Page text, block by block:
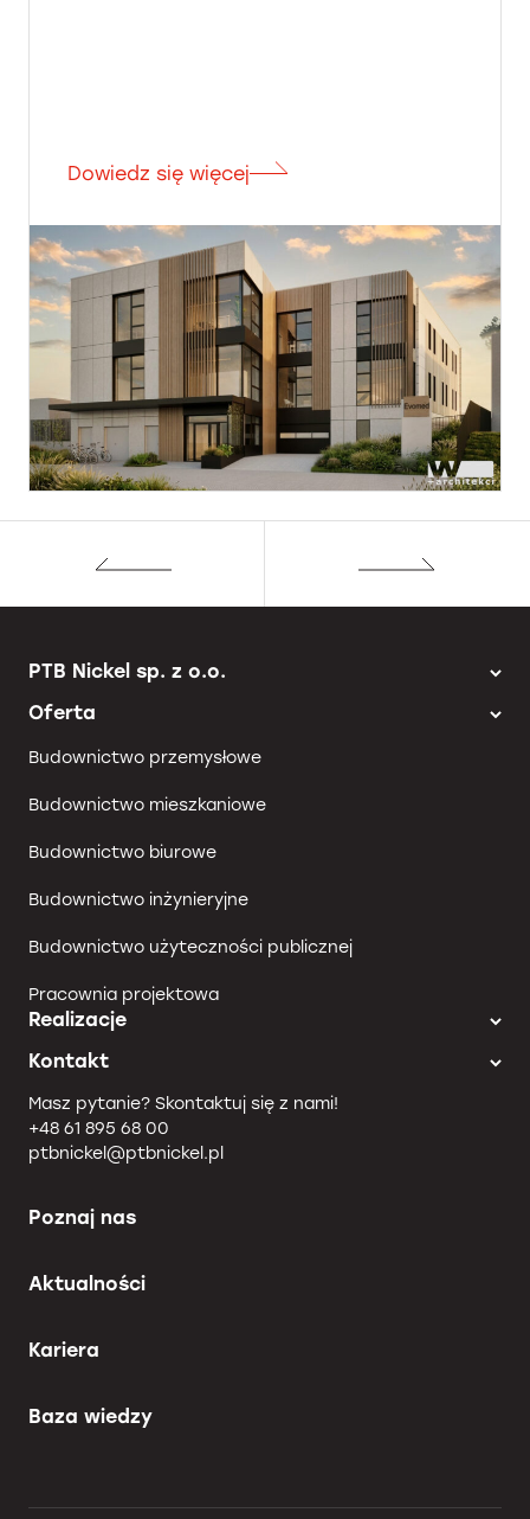
Dowiedz się więcej
PTB Nickel sp. z o.o.
Kontakt
Masz pytanie? Skontaktuj się z nami!
+48 61 895 68 00
ptbnickel@ptbnickel.pl
Poznaj nas
Aktualności
Kariera
Baza wiedzy
Oferta
Budownictwo przemysłowe
Budownictwo mieszkaniowe
Budownictwo biurowe
Budownictwo inżynieryjne
Budownictwo użyteczności publicznej
Pracownia projektowa
Realizacje